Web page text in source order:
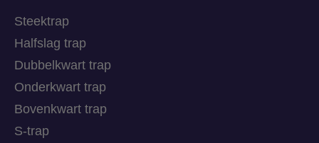
Steektrap
Halfslag trap
Dubbelkwart trap
Onderkwart trap
Bovenkwart trap
S-trap